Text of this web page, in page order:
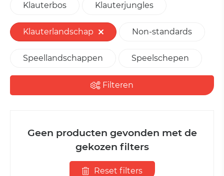
Klauterbos Klauterjungles
Klauterlandschap Non-standards
Speellandschappen Speelschepen
Filteren
Geen producten gevonden met de
gekozen filters
Reset filters